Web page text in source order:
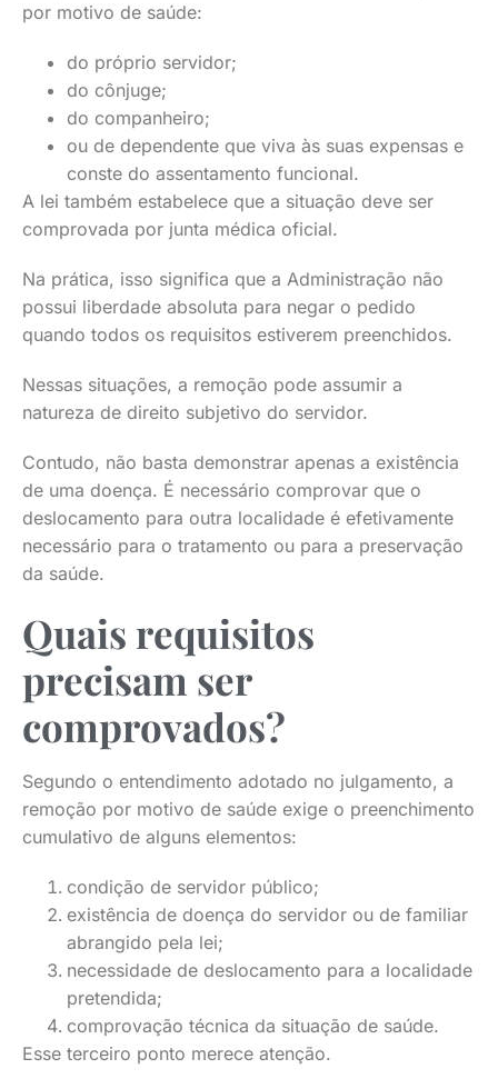
por motivo de saúde:
do próprio servidor;
do cônjuge;
do companheiro;
ou de dependente que viva às suas expensas e
conste do assentamento funcional.
A lei também estabelece que a situação deve ser
comprovada por junta médica oficial.
Na prática, isso significa que a Administração não
possui liberdade absoluta para negar o pedido
quando todos os requisitos estiverem preenchidos.
Nessas situações, a remoção pode assumir a
natureza de direito subjetivo do servidor.
Contudo, não basta demonstrar apenas a existência
de uma doença. É necessário comprovar que o
deslocamento para outra localidade é efetivamente
necessário para o tratamento ou para a preservação
da saúde.
Quais requisitos
precisam ser
comprovados?
Segundo o entendimento adotado no julgamento, a
remoção por motivo de saúde exige o preenchimento
cumulativo de alguns elementos:
condição de servidor público;
existência de doença do servidor ou de familiar
abrangido pela lei;
necessidade de deslocamento para a localidade
pretendida;
comprovação técnica da situação de saúde.
Esse terceiro ponto merece atenção.